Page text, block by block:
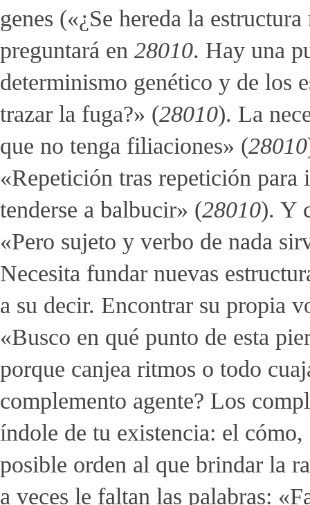
genes («¿Se hereda la
preguntará en 28010. Hay una
determinismo genético y de los
trazar la fuga?» (28010). La
que no tenga filiaciones» (28010
«Repetición tras repetición para
tenderse a balbucir» (28010). Y
«Pero sujeto y verbo de nada
Necesita fundar nuevas
a su decir. Encontrar su propia
«Busco en qué punto de esta
porque canjea ritmos o todo
complemento agente? Los
índole de tu existencia: el
posible orden al que brindar la
a veces le faltan las palabras: